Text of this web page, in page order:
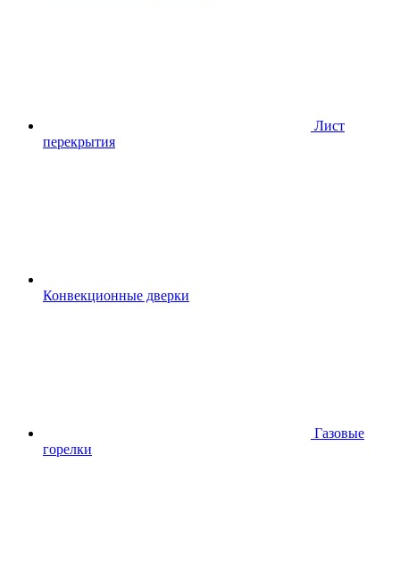
Лист
перекрытия
Конвекционные дверки
Газовые
горелки